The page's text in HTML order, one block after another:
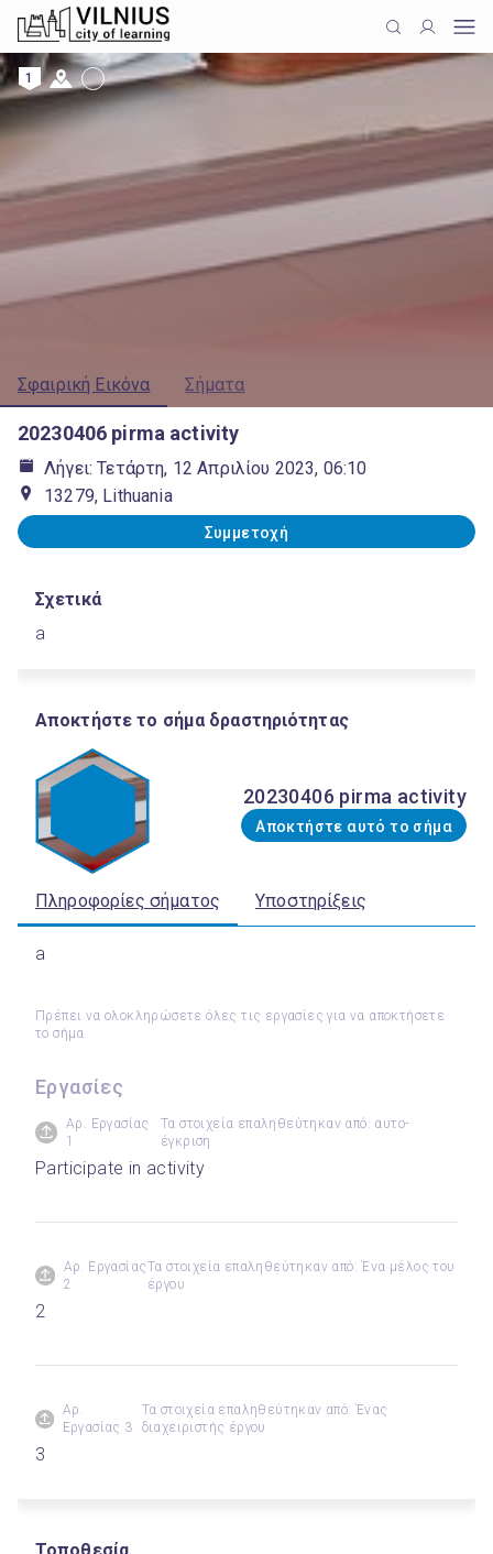
1
Σφαιρική Εικόνα Σήματα
20230406 pirma activity
Λήγει: Τετάρτη, 12 Απριλίου 2023, 06:10
13279, Lithuania
Συμμετοχή
Σχετικά
a
Αποκτήστε το σήμα δραστηριότητας
20230406 pirma activity
Αποκτήστε αυτό το σήμα
Πληροφορίες σήματος Υποστηρίξεις
a
Πρέπει να ολοκληρώσετε όλες τις εργασίες για να αποκτήσετε
το σήμα
Εργασίες
Αρ. Εργασίας
1
Τα στοιχεία επαληθεύτηκαν από: αυτο-
έγκριση
Participate in activity
Αρ. Εργασίας
2
Τα στοιχεία επαληθεύτηκαν από: Ένα μέλος του
έργου
2
Αρ.
Εργασίας 3
Τα στοιχεία επαληθεύτηκαν από: Ένας
διαχειριστής έργου
3